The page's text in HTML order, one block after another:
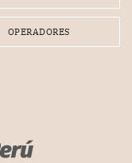
OPERADORES